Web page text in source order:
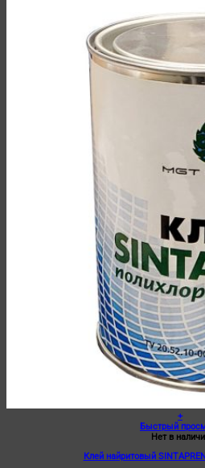
+
Быстрый
Нет в
Клей найритовый